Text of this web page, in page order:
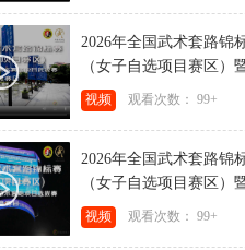
2026年全国武术套路锦
（女子自选项目赛区）
十届亚运会武术套路项
赛第三竞赛日视频集锦
视频 观看次数： 99+
2026年全国武术套路锦
（女子自选项目赛区）
十届亚运会武术套路项
赛第二竞赛日视频集锦
视频 观看次数： 99+